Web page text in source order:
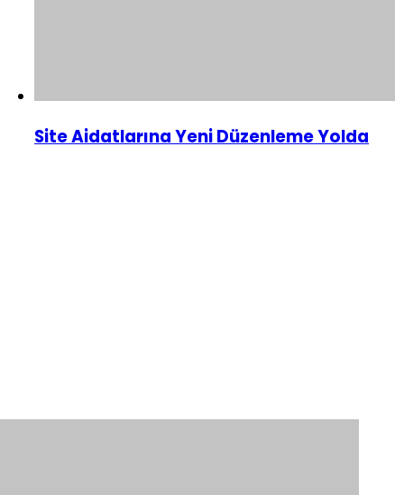
Site Aidatlarına Yeni Düzenleme Yolda